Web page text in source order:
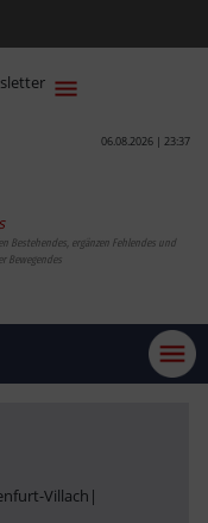
06.08.2026 | 23:37
Bestehendes, ergänzen Fehlendes und
Bewegendes
Villach |